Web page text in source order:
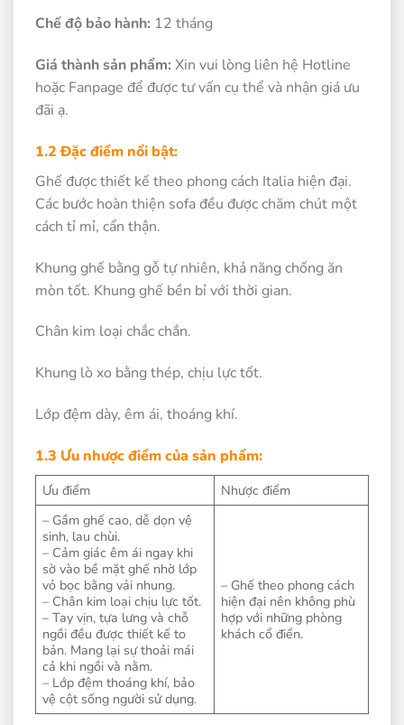
Chế độ bảo hành: 12 tháng
Giá thành sản phẩm: Xin vui lòng liên hệ Hotline
hoặc Fanpage để được tư vấn cụ thể và nhận giá ưu
đãi ạ.
1.2 Đặc điểm nổi bật:
Ghế được thiết kế theo phong cách Italia hiện đại.
Các bước hoàn thiện sofa đều được chăm chút một
cách tỉ mỉ, cẩn thận.
Khung ghế bằng gỗ tự nhiên, khả năng chống ăn
mòn tốt. Khung ghế bền bỉ với thời gian.
Chân kim loại chắc chắn.
Khung lò xo bằng thép, chịu lực tốt.
Lớp đệm dày, êm ái, thoáng khí.
1.3 Ưu nhược điểm của sản phẩm:
Ưu điểm
Nhược điểm
– Gầm ghế cao, dễ dọn vệ
sinh, lau chùi.
– Cảm giác êm ái ngay khi
sờ vào bề mặt ghế nhờ lớp
vỏ bọc bằng vải nhung.
– Chân kim loại chịu lực tốt.
– Tay vịn, tựa lưng và chỗ
ngồi đều được thiết kế to
bản. Mang lại sự thoải mái
cả khi ngồi và nằm.
– Lớp đệm thoáng khí, bảo
vệ cột sống người sử dụng.
– Ghế theo phong cách
hiện đại nên không phù
hợp với những phòng
khách cổ điển.